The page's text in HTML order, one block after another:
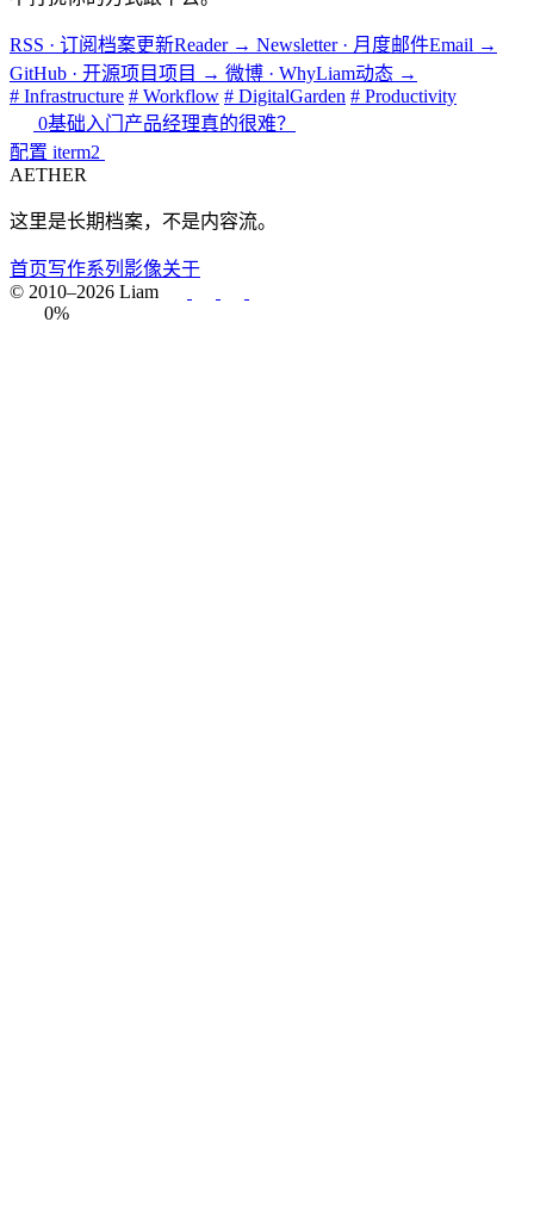
RSS · 订阅档案更新Reader → Newsletter · 月度邮件Email →
GitHub · 开源项目项目 → 微博 · WhyLiam动态 →
# Infrastructure # Workflow # DigitalGarden # Productivity
0基础入门产品经理真的很难？
配置 iterm2
AETHER
这里是长期档案，不是内容流。
首页写作系列 影像关于
© 2010–2026 Liam
0%